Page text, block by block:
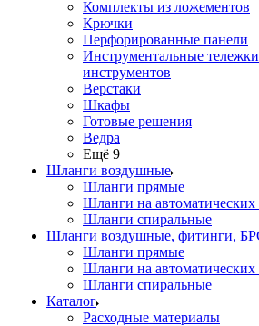
Комплекты из ложементов
Крючки
Перфорированные панели
Инструментальные
инструментов
Верстаки
Шкафы
Готовые решения
Ведра
Ещё 9
Шланги воздушные
Шланги прямые
Шланги на автоматических
Шланги спиральные
Шланги воздушные, фитинги,
Шланги прямые
Шланги на автоматических
Шланги спиральные
Каталог
Расходные материалы